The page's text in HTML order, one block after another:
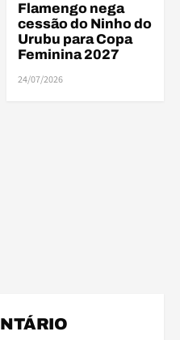
COPA DO MUNDO
Flamengo nega
cessão do Ninho do
Urubu para Copa
Feminina 2027
24/07/2026